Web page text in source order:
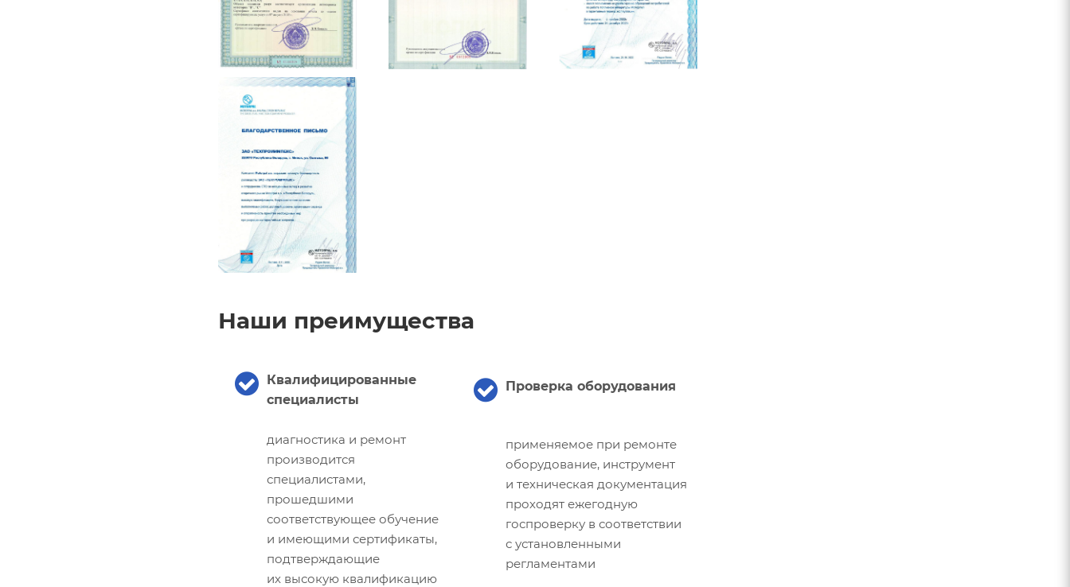
Наши преимущества
Квалифицированные
специалисты
диагностика и ремонт
производится
специалистами,
прошедшими
соответствующее обучение
и имеющими сертификаты,
подтверждающие
их высокую квалификацию
Проверка оборудования
применяемое при ремонте
оборудование, инструмент
и техническая документация
проходят ежегодную
госпроверку в соответствии
с установленными
регламентами